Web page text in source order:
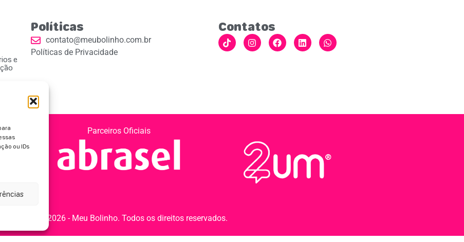
ou IDs
e
Políticas
contato@meubolinho.com.br
Políticas de Privacidade
Contatos
Parceiros Oficiais
Copyright 2026 - Meu Bolinho. Todos os direitos reservados.